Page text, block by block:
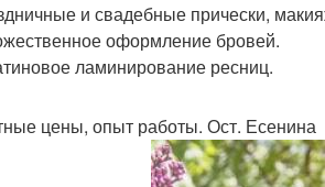
и свадебные прически,
оформление бровей.
ламинирование ресниц.
цены, опыт работы. Ост. Есенина